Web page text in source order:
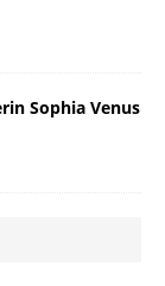
Sophia Venus